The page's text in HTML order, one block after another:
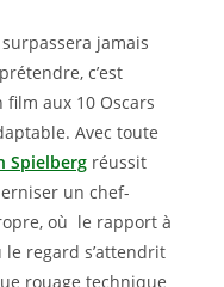
jamais
c’est
film aux 10 Oscars
Avec toute
Spielberg réussit
un chef-
où le rapport à
regard s’attendrit
rouage technique